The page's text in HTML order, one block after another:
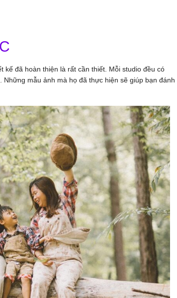
kế đã hoàn thiện là rất cần thiết. Mỗi studio đều có
mẫu ảnh mà họ đã thực hiện sẽ giúp bạn đánh